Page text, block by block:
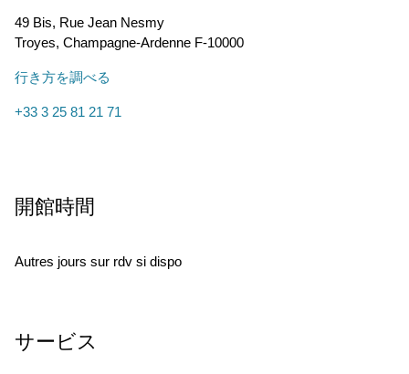
49 Bis, Rue Jean Nesmy
Troyes, Champagne-Ardenne F-10000
行き方を調べる
+33 3 25 81 21 71
開館時間
Autres jours sur rdv si dispo
サービス